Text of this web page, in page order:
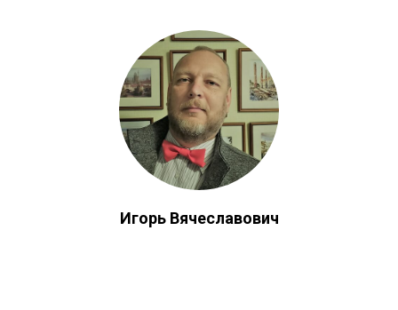
Игорь Вячеславович